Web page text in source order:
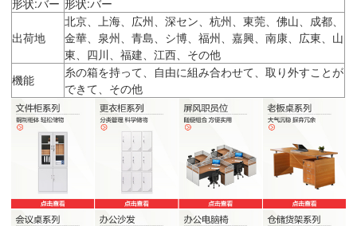
出荷地
北京、上海、広州、深セン、杭州、東莞、佛山、成都、
金華、泉州、青島、シ博、福州、嘉興、南康、広東、山
東、四川、福建、江西、その他
機能
糸の箱を持って、自由に組み合わせて、取り外すことが
できて、その他